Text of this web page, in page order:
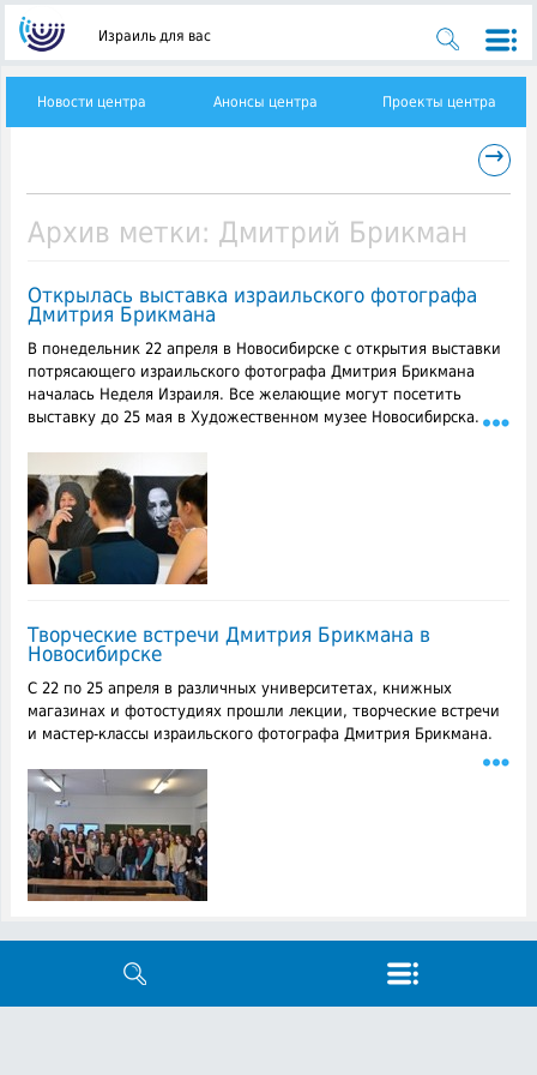
Израиль для вас
Новости центра Анонсы центра Проекты центра
→
Архив метки: Дмитрий Брикман
Открылась выставка израильского фотографа
Дмитрия Брикмана
В понедельник 22 апреля в Новосибирске с открытия выставки
потрясающего израильского фотографа Дмитрия Брикмана
началась Неделя Израиля. Все желающие могут посетить
выставку до 25 мая в Художественном музее Новосибирска.
Творческие встречи Дмитрия Брикмана в
Новосибирске
С 22 по 25 апреля в различных университетах, книжных
магазинах и фотостудиях прошли лекции, творческие встречи
и мастер-классы израильского фотографа Дмитрия Брикмана.